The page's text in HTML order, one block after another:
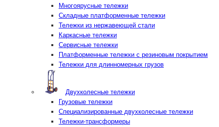
Многоярусные тележки
Складные платформенные тележки
Тележки из нержавеющей стали
Каркасные тележки
Сервисные тележки
Платформенные тележки с резиновым покрытием
Тележки для длинномерных грузов
Двухколесные тележки
Грузовые тележки
Специализированные двухколесные тележки
Тележки-трансформеры